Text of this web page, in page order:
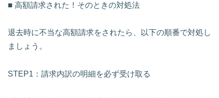
■ 高額請求された！そのときの対処法
退去時に不当な高額請求をされたら、以下の順番で対処し
ましょう。
STEP1：請求内訳の明細を必ず受け取る